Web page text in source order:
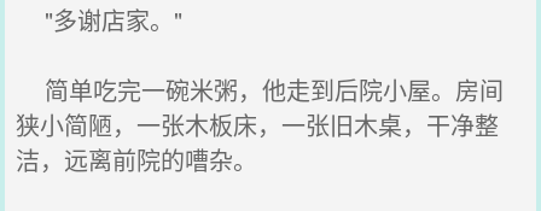
"多谢店家。"
简单吃完一碗米粥，他走到后院小屋。房间
狭小简陋，一张木板床，一张旧木桌，干净整
洁，远离前院的嘈杂。